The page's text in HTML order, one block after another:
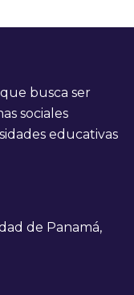
busca ser
sociales
educativas
de Panamá,